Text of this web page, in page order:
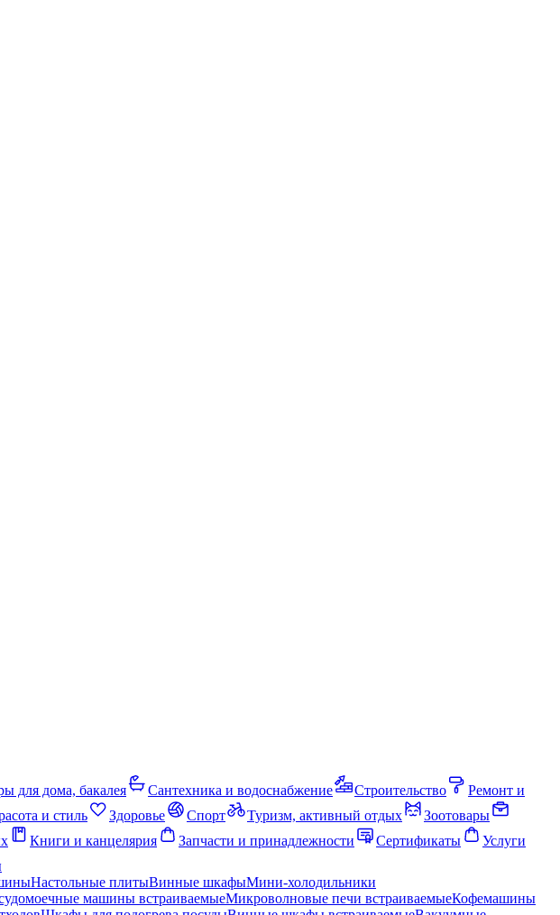
для дома, бакалея Сантехника и водоснабжение Строительство
Ремонт и
и стиль Здоровье Спорт Туризм, активный отдых
Зоотовары
Книги и канцелярия Запчасти и принадлежности Сертификаты
Услуги
Настольные плитыВинные шкафыМини-холодильники
машины встраиваемыеМикроволновые печи встраиваемыеКофемашины